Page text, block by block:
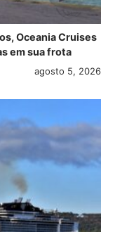
Oceania Cruises
em sua frota
agosto 5, 2026